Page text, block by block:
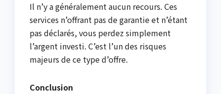
Il n’y a généralement aucun recours. Ces
services n’offrant pas de garantie et n’étant
pas déclarés, vous perdez simplement
l’argent investi. C’est l’un des risques
majeurs de ce type d’offre.
Conclusion